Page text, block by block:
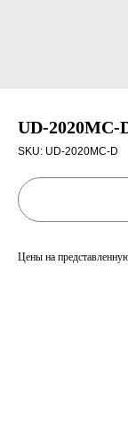
UD-2020MC-
SKU: UD-2020MC-D
Цены на